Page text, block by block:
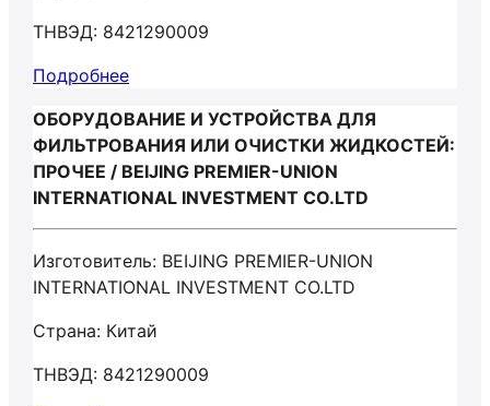
ТНВЭД: 8421290009
Подробнее
ОБОРУДОВАНИЕ И УСТРОЙСТВА ДЛЯ
ФИЛЬТРОВАНИЯ ИЛИ ОЧИСТКИ ЖИДКОСТЕЙ:
ПРОЧЕЕ / BEIJING PREMIER-UNION
INTERNATIONAL INVESTMENT CO.LTD
Изготовитель: BEIJING PREMIER-UNION
INTERNATIONAL INVESTMENT CO.LTD
Страна: Китай
ТНВЭД: 8421290009